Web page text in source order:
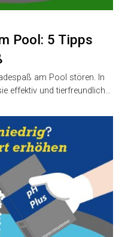
Pool: 5 Tipps
am Pool stören. In
effektiv und tierfreundlich…